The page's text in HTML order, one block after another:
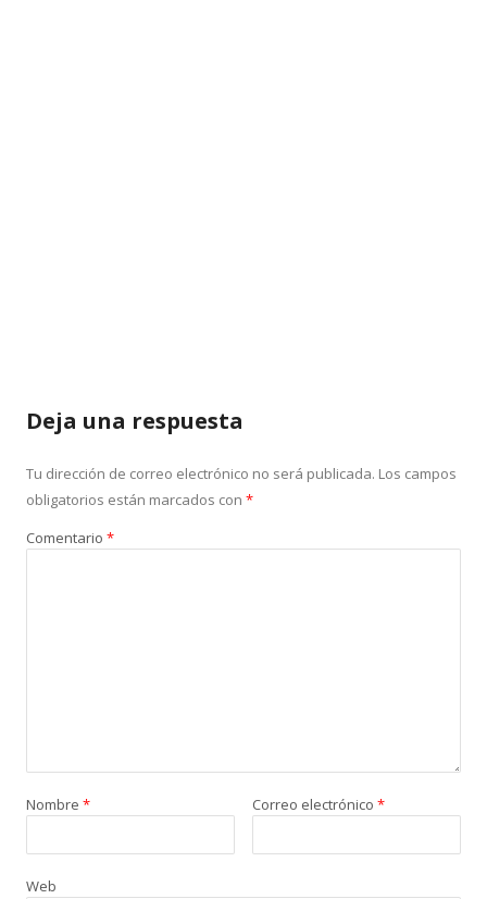
Deja una respuesta
Tu dirección de correo electrónico no será publicada. Los campos
obligatorios están marcados con *
Comentario *
Nombre * Correo electrónico *
Web